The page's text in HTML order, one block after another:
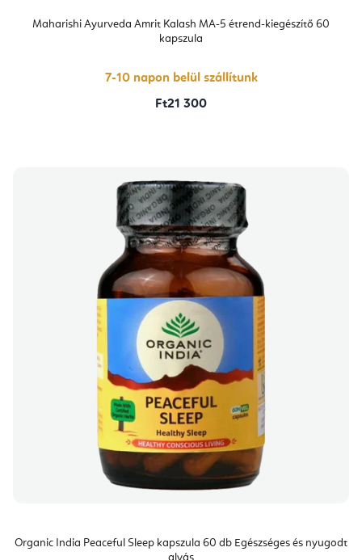
Maharishi Ayurveda Amrit Kalash MA-5 étrend-kiegészítő 60
kapszula
7-10 napon belül szállítunk
Ft21 300
Organic India Peaceful Sleep kapszula 60 db Egészséges és nyugodt